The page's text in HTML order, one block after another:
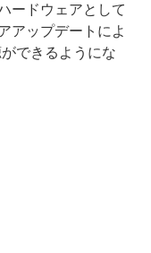
ードウェアとして
アップデートによ
できるようにな